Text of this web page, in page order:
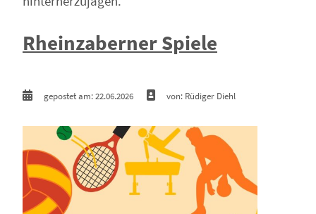
Rheinzaberner Spiele
gepostet am: 22.06.2026 von: Rüdiger Diehl